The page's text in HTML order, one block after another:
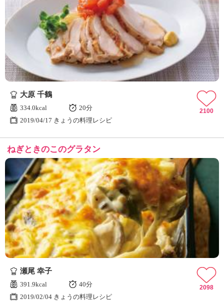
大原 千鶴
334.0kcal
20分
2019/04/17 きょうの料理レシピ
2100
ねぎときのこのグラタン
瀬尾 幸子
391.9kcal
40分
2019/02/04 きょうの料理レシピ
2098